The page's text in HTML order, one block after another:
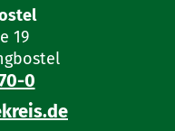
müssen:
19
0